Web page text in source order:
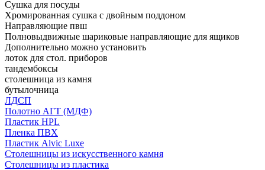
Сушка для посуды
Хромированная сушка с двойным поддоном
Направляющие пвш
Полновыдвижные шариковые направляющие для ящиков
Дополнительно можно установить
лоток для стол. приборов
тандембоксы
столешница из камня
бутылочница
ЛДСП
Полотно АГТ (МДФ)
Пластик HPL
Пленка ПВХ
Пластик Alvic Luxe
Столешницы из искусственного камня
Столешницы из пластика